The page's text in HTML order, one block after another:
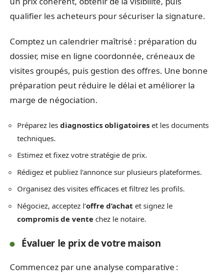
qualifier les acheteurs pour sécuriser la signature.
Comptez un calendrier maîtrisé : préparation du
dossier, mise en ligne coordonnée, créneaux de
visites groupés, puis gestion des offres. Une bonne
préparation peut réduire le délai et améliorer la
marge de négociation.
Préparez les diagnostics obligatoires et les documents
techniques.
Estimez et fixez votre stratégie de prix.
Rédigez et publiez l’annonce sur plusieurs plateformes.
Organisez des visites efficaces et filtrez les profils.
Négociez, acceptez l’offre d’achat et signez le
compromis de vente chez le notaire.
Évaluer le prix de votre maison
Commencez par une analyse comparative :